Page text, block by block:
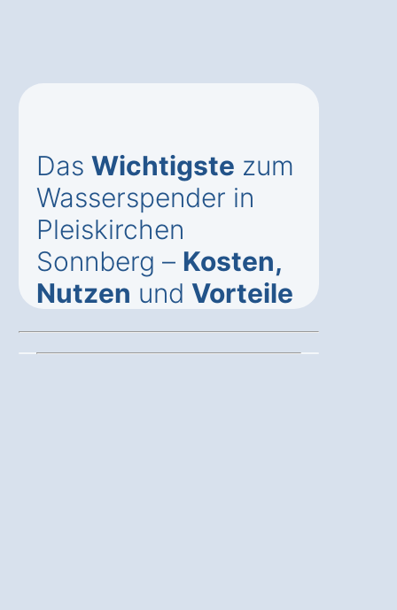
Das Wichtigste zum
Wasserspender in
Pleiskirchen
Sonnberg – Kosten,
Nutzen und Vorteile